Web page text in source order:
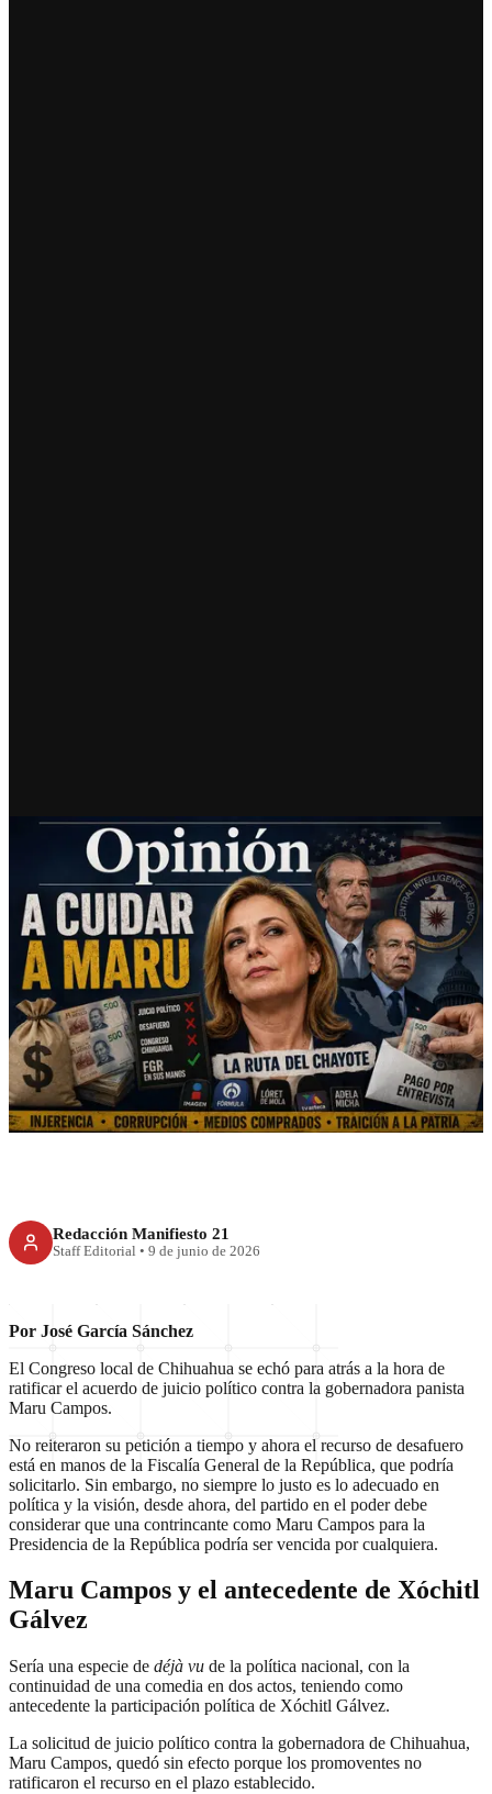
RECIENTE
A cuidar a Maru
Redacción Manifiesto 21
Staff Editorial • 9 de junio de 2026
Por José García Sánchez
El Congreso local de Chihuahua se echó para atrás a la hora de
ratificar el acuerdo de juicio político contra la gobernadora panista
Maru Campos.
No reiteraron su petición a tiempo y ahora el recurso de desafuero
está en manos de la Fiscalía General de la República, que podría
solicitarlo. Sin embargo, no siempre lo justo es lo adecuado en
política y la visión, desde ahora, del partido en el poder debe
considerar que una contrincante como Maru Campos para la
Presidencia de la República podría ser vencida por cualquiera.
Maru Campos y el antecedente de Xóchitl
Gálvez
Sería una especie de déjà vu de la política nacional, con la
continuidad de una comedia en dos actos, teniendo como
antecedente la participación política de Xóchitl Gálvez.
La solicitud de juicio político contra la gobernadora de Chihuahua,
Maru Campos, quedó sin efecto porque los promoventes no
ratificaron el recurso en el plazo establecido.